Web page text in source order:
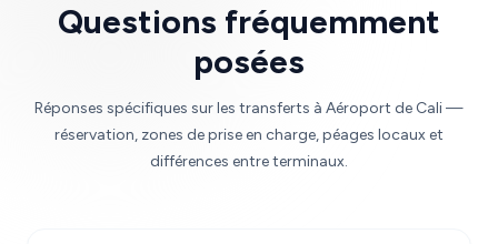
Questions fréquemment
posées
Réponses spécifiques sur les transferts à Aéroport de Cali —
réservation, zones de prise en charge, péages locaux et
différences entre terminaux.